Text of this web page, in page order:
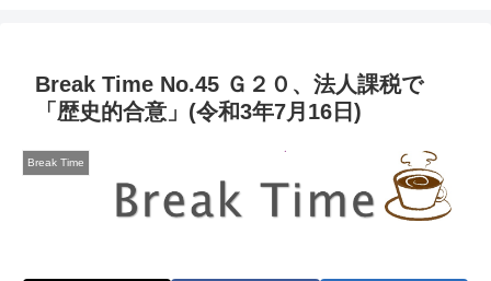
Break Time No.45 Ｇ２０、法人課税で
「歴史的合意」(令和3年7月16日)
Break Time